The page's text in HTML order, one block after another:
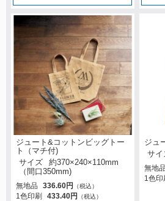
ジュート&コットンビッグトー
ト（マチ付)
サイズ
約370×240×110mm
（間口350mm)
無地品
336.60円 （税込）
1色印刷 433.40円 （税込）
ジュ
サイ
無地品
1色印